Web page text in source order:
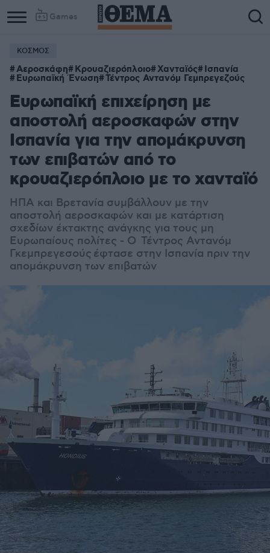
Games
ΚΟΣΜΟΣ
Αεροσκάφη Κρουαζιερόπλοιο Χανταϊός Ισπανία
Ευρωπαϊκή Ένωση Τέντρος Αντανόμ Γεμπρεγεζούς
Ευρωπαϊκή επιχείρηση με
αποστολή αεροσκαφών στην
Ισπανία για την απομάκρυνση
των επιβατών από το
κρουαζιερόπλοιο με το χανταϊό
ΗΠΑ και Βρετανία συμβάλλουν με την
αποστολή αεροσκαφών και με κατάρτιση
σχεδίων έκτακτης ανάγκης για τους μη
Ευρωπαίους πολίτες - Ο Τέντρος Αντανόμ
Γκεμπρεγεσούς έφτασε στην Ισπανία πριν την
απομάκρυνση των επιβατών